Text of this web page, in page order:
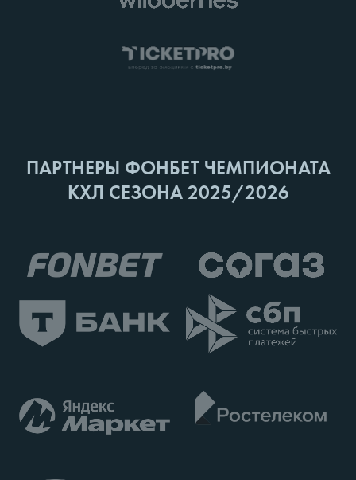
ПАРТНЕРЫ ФОНБЕТ ЧЕМПИОНАТА
КХЛ СЕЗОНА 2025/2026